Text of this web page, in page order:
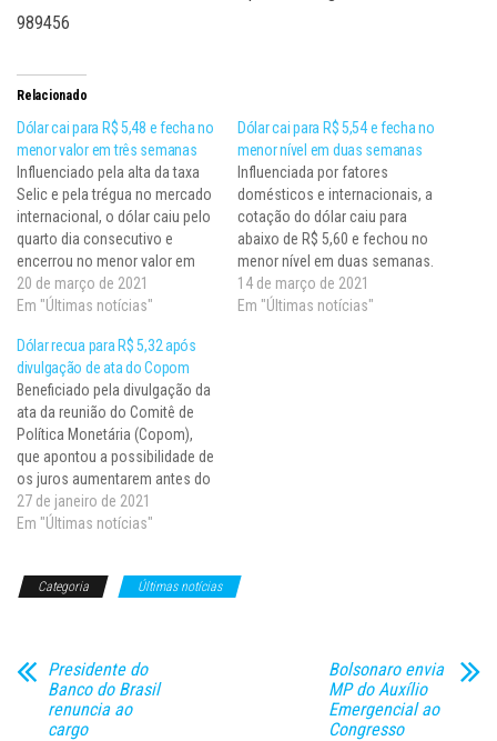
989456
Relacionado
Dólar cai para R$ 5,48 e fecha no
menor valor em três semanas
Influenciado pela alta da taxa
Selic e pela trégua no mercado
internacional, o dólar caiu pelo
quarto dia consecutivo e
encerrou no menor valor em
mais de três semanas. A bolsa
de valores subiu e reverteu
O dólar comercial encerrou
esta sexta-feira (19) vendido…
20 de março de 2021
Em "Últimas notícias"
Dólar cai para R$ 5,54 e fecha no
menor nível em duas semanas
Influenciada por fatores
domésticos e internacionais, a
cotação do dólar caiu para
abaixo de R$ 5,60 e fechou no
menor nível em duas semanas.
A bolsa subiu pelo terceiro dia
seguido e aproximou-se dos
14 de março de 2021
Em "Últimas notícias"
Dólar recua para R$ 5,32 após
divulgação de ata do Copom
Beneficiado pela divulgação da
ata da reunião do Comitê de
Política Monetária (Copom),
que apontou a possibilidade de
os juros aumentarem antes do
tempo previsto, o dólar teve
forte queda nesta terça-feira
dia em alta, mas terminou em
27 de janeiro de 2021
Em "Últimas notícias"
Categoria Últimas notícias
Presidente do
Banco do Brasil
renuncia ao
cargo
Bolsonaro envia
MP do Auxílio
Emergencial ao
Congresso